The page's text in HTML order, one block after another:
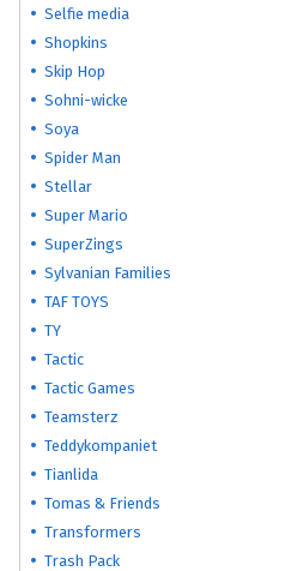
Selfie media
Shopkins
Skip Hop
Sohni-wicke
Soya
Spider Man
Stellar
Super Mario
SuperZings
Sylvanian Families
TAF TOYS
TY
Tactic
Tactic Games
Teamsterz
Teddykompaniet
Tianlida
Tomas & Friends
Transformers
Trash Pack